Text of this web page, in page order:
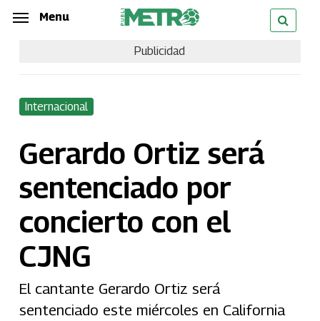
Skip
content
Menu
Publicidad
Internacional
Gerardo Ortiz será
sentenciado por
concierto con el
CJNG
El cantante Gerardo Ortiz será
sentenciado este miércoles en California
Menu